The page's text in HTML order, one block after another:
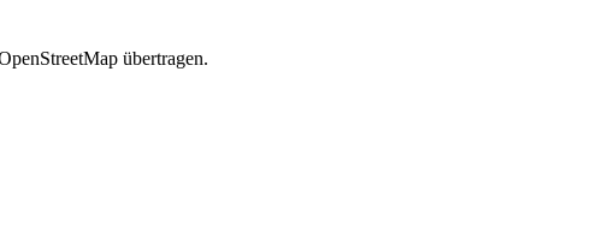
übertragen.